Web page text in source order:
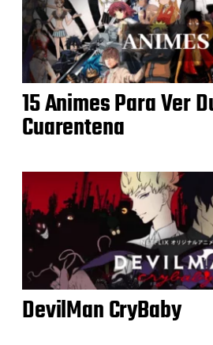
15 Animes Para Ver
Cuarentena
DevilMan CryBaby